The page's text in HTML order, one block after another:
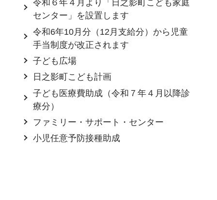
令和６年４月より「日之影町こども家庭
センター」を設置します
令和6年10月分（12月支給分）から児童
手当制度が改正されます
子ども広場
日之影町こども計画
子ども医療費助成（令和７年４月以降診
療分）
ファミリー・サポート・センター
小児任意予防接種助成